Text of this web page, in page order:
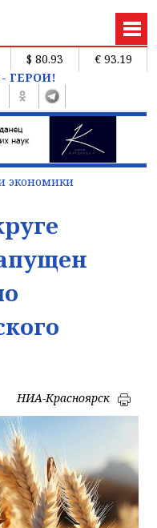
$ 80.93
€ 93.19
ГЕРОИ!
экономики
НИА-Красноярск